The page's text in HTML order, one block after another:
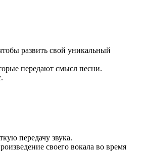
развить свой уникальный
передают смысл песни.
передачу звука.
своего вокала во время